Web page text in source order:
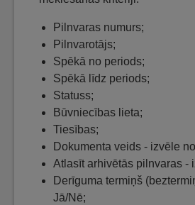
Pilnvaras numurs;
Pilnvarotājs;
Spēkā no periods;
Spēkā līdz periods;
Statuss;
Būvniecības lieta;
Tiesības;
Dokumenta veids - izvēle
Atlasīt arhivētās pilnvaras -
Derīguma termiņš
Jā/Nē;